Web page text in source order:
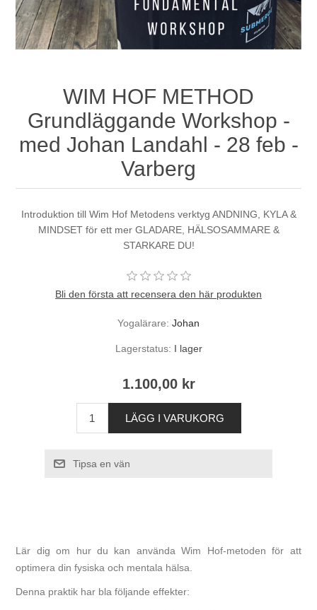
WIM HOF METHOD
Grundläggande Workshop -
med Johan Landahl - 28 feb -
Varberg
Introduktion till Wim Hof Metodens verktyg ANDNING, KYLA &
MINDSET för ett mer GLADARE, HÄLSOSAMMARE &
STARKARE DU!
Bli den första att recensera den här produkten
Yogalärare: Johan
Lagerstatus: I lager
1.100,00 kr
Lär dig om hur du kan använda Wim Hof-metoden för att
optimera din fysiska och mentala hälsa.
Denna praktik har bla följande effekter: